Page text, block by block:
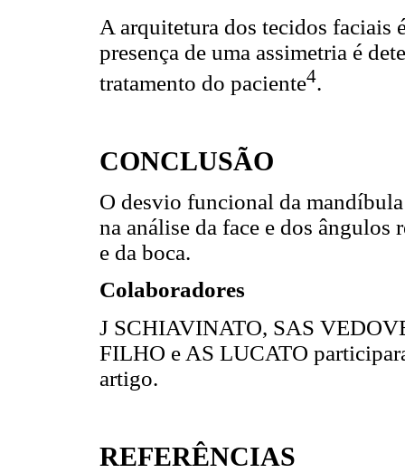
A arquitetura dos tecidos faciais
presença de uma assimetria é
tratamento do paciente4.
CONCLUSÃO
O desvio funcional da
na análise da face e dos
e da boca.
Colaboradores
J SCHIAVINATO, SAS
FILHO e AS LUCATO
artigo.
REFERÊNCIAS